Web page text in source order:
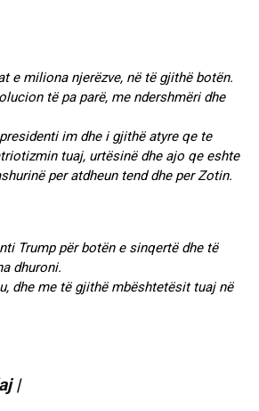
e miliona njerëzve, në të gjithë botën.
të pa parë, me ndershmëri dhe
im dhe i gjithë atyre qe te
tuaj, urtësinë dhe ajo qe eshte
per atdheun tend dhe per Zotin.
Trump për botën e sinqertë dhe të
dhuroni.
dhe me të gjithë mbështetësit tuaj në
|